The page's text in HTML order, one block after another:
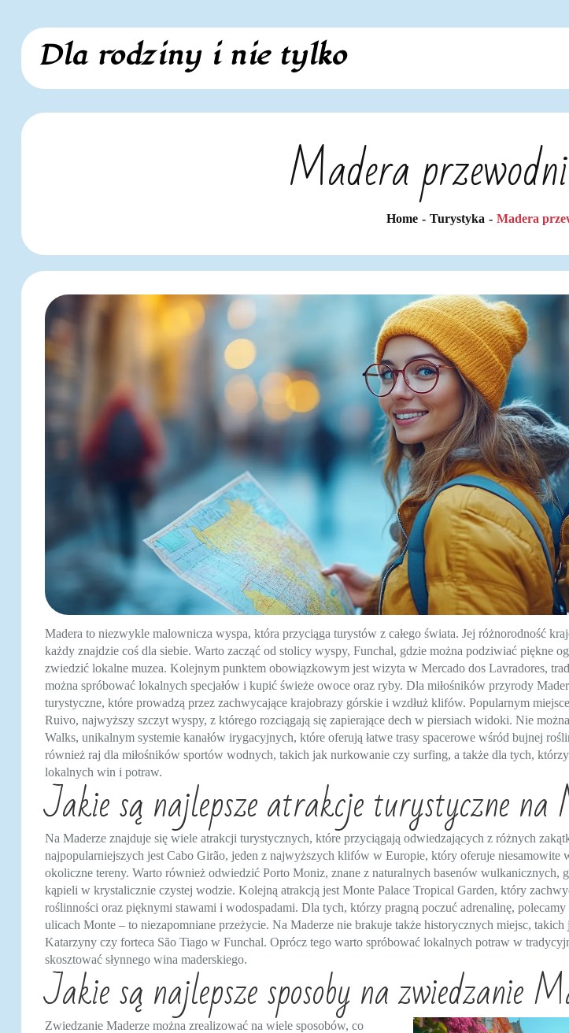
content
Dla rodziny i nie tylko
Madera
Home Turystyka Madera
Madera to niezwykle malownicza wyspa, która przyciąga turystów z całego świata. Jej różnorodność
każdy znajdzie coś dla siebie. Warto zacząć od stolicy wyspy, Funchal, gdzie można podziwiać piękne
zwiedzić lokalne muzea. Kolejnym punktem obowiązkowym jest wizyta w Mercado dos Lavradores,
można spróbować lokalnych specjałów i kupić świeże owoce oraz ryby. Dla miłośników przyrody
turystyczne, które prowadzą przez zachwycające krajobrazy górskie i wzdłuż klifów. Popularnym
Ruivo, najwyższy szczyt wyspy, z którego rozciągają się zapierające dech w piersiach widoki. Nie
Walks, unikalnym systemie kanałów irygacyjnych, które oferują łatwe trasy spacerowe wśród bujnej
również raj dla miłośników sportów wodnych, takich jak nurkowanie czy surfing, a także dla tych,
lokalnych win i potraw.
Jakie są najlepsze atrakcje turystyczne na
Na Maderze znajduje się wiele atrakcji turystycznych, które przyciągają odwiedzających z różnych
najpopularniejszych jest Cabo Girão, jeden z najwyższych klifów w Europie, który oferuje niesamowite
okoliczne tereny. Warto również odwiedzić Porto Moniz, znane z naturalnych basenów wulkanicznych,
kąpieli w krystalicznie czystej wodzie. Kolejną atrakcją jest Monte Palace Tropical Garden, który
roślinności oraz pięknymi stawami i wodospadami. Dla tych, którzy pragną poczuć adrenalinę, polecamy
ulicach Monte – to niezapomniane przeżycie. Na Maderze nie brakuje także historycznych miejsc, takich
Katarzyny czy forteca São Tiago w Funchal. Oprócz tego warto spróbować lokalnych potraw w
skosztować słynnego wina maderskiego.
Jakie są najlepsze sposoby na zwiedzanie
Zwiedzanie Maderze można zrealizować na wiele sposobów, co